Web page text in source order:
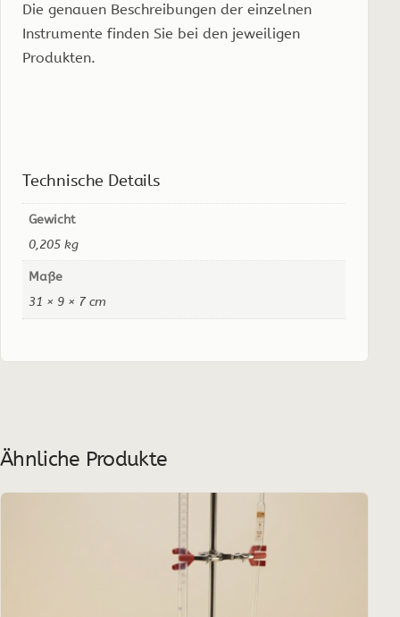
Die genauen Beschreibungen der einzelnen
Instrumente finden Sie bei den jeweiligen
Produkten.
Technische Details
Gewicht
0,205 kg
Maße
31 × 9 × 7 cm
Ähnliche Produkte